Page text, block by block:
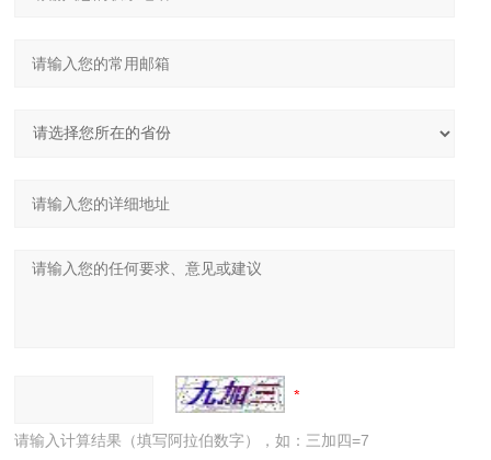
请输入计算结果（填写阿拉伯数字），如：三加四=7